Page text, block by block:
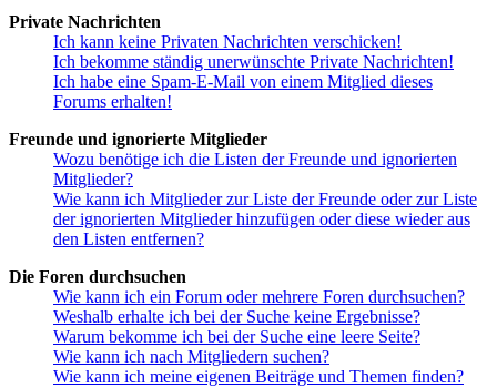
Private Nachrichten
Ich kann keine Privaten Nachrichten verschicken!
Ich bekomme ständig unerwünschte Private Nachrichten!
Ich habe eine Spam-E-Mail von einem Mitglied dieses
Forums erhalten!
Freunde und ignorierte Mitglieder
Wozu benötige ich die Listen der Freunde und ignorierten
Mitglieder?
Wie kann ich Mitglieder zur Liste der Freunde oder zur Liste
der ignorierten Mitglieder hinzufügen oder diese wieder aus
den Listen entfernen?
Die Foren durchsuchen
Wie kann ich ein Forum oder mehrere Foren durchsuchen?
Weshalb erhalte ich bei der Suche keine Ergebnisse?
Warum bekomme ich bei der Suche eine leere Seite?
Wie kann ich nach Mitgliedern suchen?
Wie kann ich meine eigenen Beiträge und Themen finden?